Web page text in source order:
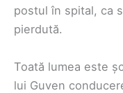
postul în spital, ca
pierdută.
Toată lumea este
lui Guven